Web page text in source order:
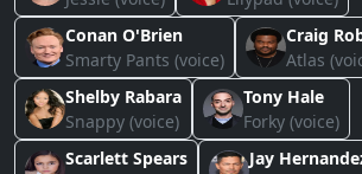
Conan O'Brien
Smarty Pants (voice)
Craig
Atlas
Shelby Rabara
Snappy (voice)
Tony Hale
Forky (voice)
Scarlett Spears
Jay